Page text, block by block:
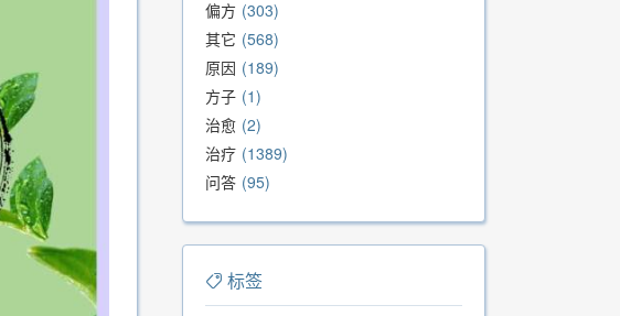
偏方 303
其它 568
原因 189
方子 1
治愈 2
治疗 1389
问答 95
标签